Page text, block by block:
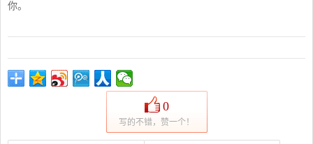
你。
0
写的不错，赞一个！